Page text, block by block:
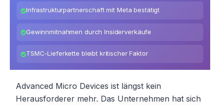
Infrastrukturpartnerschaft mit Meta bestätigt
Gewinnmitnahmen durch Insiderverkäufe
TSMC-Lieferkette bleibt kritischer Faktor
Advanced Micro Devices ist längst kein
Herausforderer mehr. Das Unternehmen hat sich